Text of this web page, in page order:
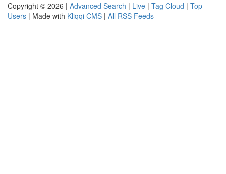
Copyright © 2026 | Advanced Search | Live | Tag Cloud | Top
Users | Made with Kliqqi CMS | All RSS Feeds